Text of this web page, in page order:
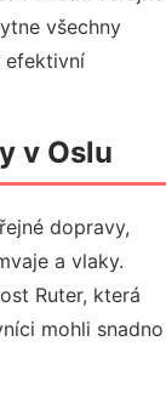
všechny
efektivní
v Oslu
dopravy,
a vlaky.
Ruter, která
mohli snadno